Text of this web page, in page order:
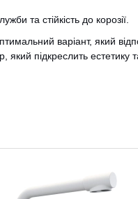
та стійкість до корозії.
варіант, який
підкреслить естетику